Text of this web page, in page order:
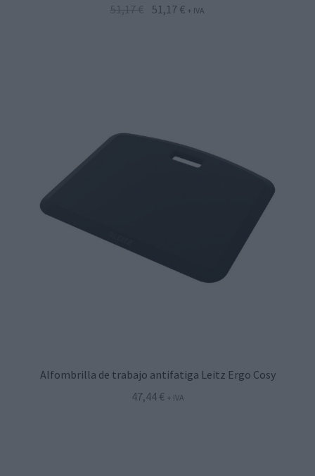
51,17€
El51,17 €El
+ IVA
Alfombrilla de trabajo antifatiga Leitz Ergo Cosy
47,44 € + IVA